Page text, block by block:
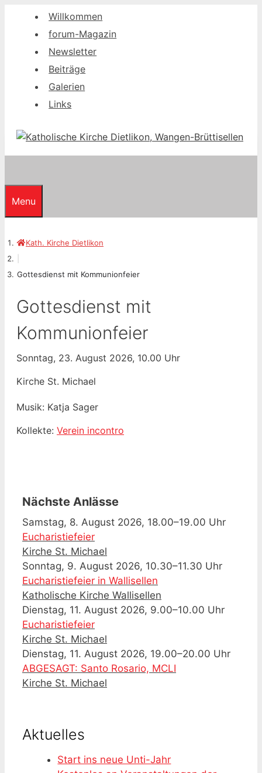
Willkommen
forum-Magazin
Newsletter
Beiträge
Galerien
Links
Menu
Kath. Kirche Dietlikon
Gottesdienst mit Kommunionfeier
Gottesdienst mit
Kommunionfeier
Sonntag, 23. August 2026, 10.00 Uhr
Kirche St. Michael
Musik: Katja Sager
Kollekte: Verein incontro
Nächste Anlässe
Samstag, 8. August 2026, 18.00–19.00 Uhr
Eucharistiefeier
Kirche St. Michael
Sonntag, 9. August 2026, 10.30–11.30 Uhr
Eucharistiefeier in Wallisellen
Katholische Kirche Wallisellen
Dienstag, 11. August 2026, 9.00–10.00 Uhr
Eucharistiefeier
Kirche St. Michael
Dienstag, 11. August 2026, 19.00–20.00 Uhr
ABGESAGT: Santo Rosario, MCLI
Kirche St. Michael
Aktuelles
Start ins neue Unti-Jahr